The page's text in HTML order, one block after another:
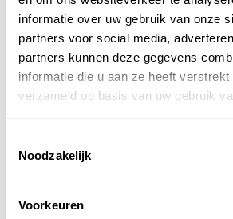
informatie over uw gebruik van onze
partners voor social media,
partners kunnen deze gegevens
informatie die u aan ze heeft verstrekt
verzameld op basis van uw gebruik
Noodzakelijk
Voorkeuren